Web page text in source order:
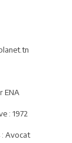
ENA
: 1972
: Avocat